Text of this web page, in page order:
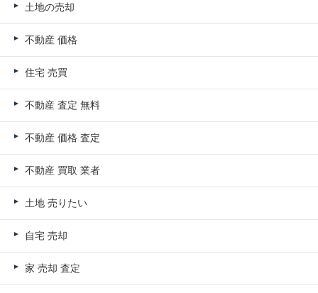
土地の売却
不動産 価格
住宅 売買
不動産 査定 無料
不動産 価格 査定
不動産 買取 業者
土地 売りたい
自宅 売却
家 売却 査定